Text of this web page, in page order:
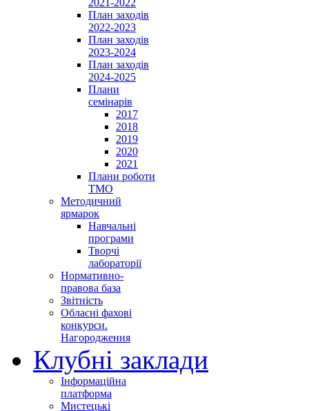
2021-2022
План заходів
2022-2023
План заходів
2023-2024
План заходів
2024-2025
Плани
семінарів
2017
2018
2019
2020
2021
Плани роботи
ТМО
Методичний
ярмарок
Навчальні
програми
Творчі
лабораторії
Нормативно-
правова база
Звітність
Обласні фахові
конкурси.
Нагородження
Клубні заклади
Інформаційна
платформа
Мистецькі